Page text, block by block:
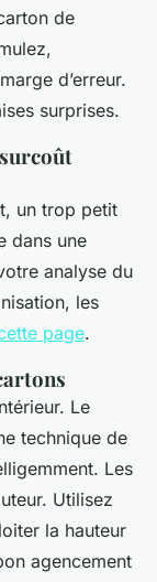
de
d’erreur.
surprises.
un trop petit
dans une
analyse du
les
page.
Le
technique de
Les
Utilisez
la hauteur
agencement